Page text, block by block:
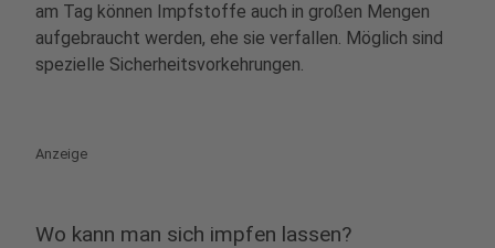
am Tag können Impfstoffe auch in großen Mengen
aufgebraucht werden, ehe sie verfallen. Möglich sind
spezielle Sicherheitsvorkehrungen.
Anzeige
Wo kann man sich impfen lassen?